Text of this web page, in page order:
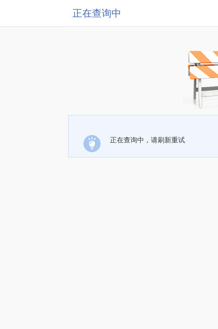
正在查询中
正在查询中，请刷新重试